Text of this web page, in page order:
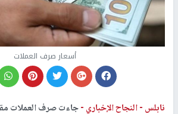
أسعار صرف العملات
نابلس -النجاح الإخباري -جاءت صرف العملات